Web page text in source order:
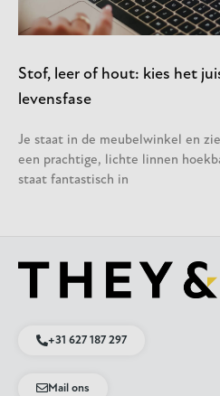
Stof, leer of hout: kies het
levensfase
Je staat in de meubelwinkel en
een prachtige, lichte linnen
staat fantastisch in
+31 627 187 297
Mail ons